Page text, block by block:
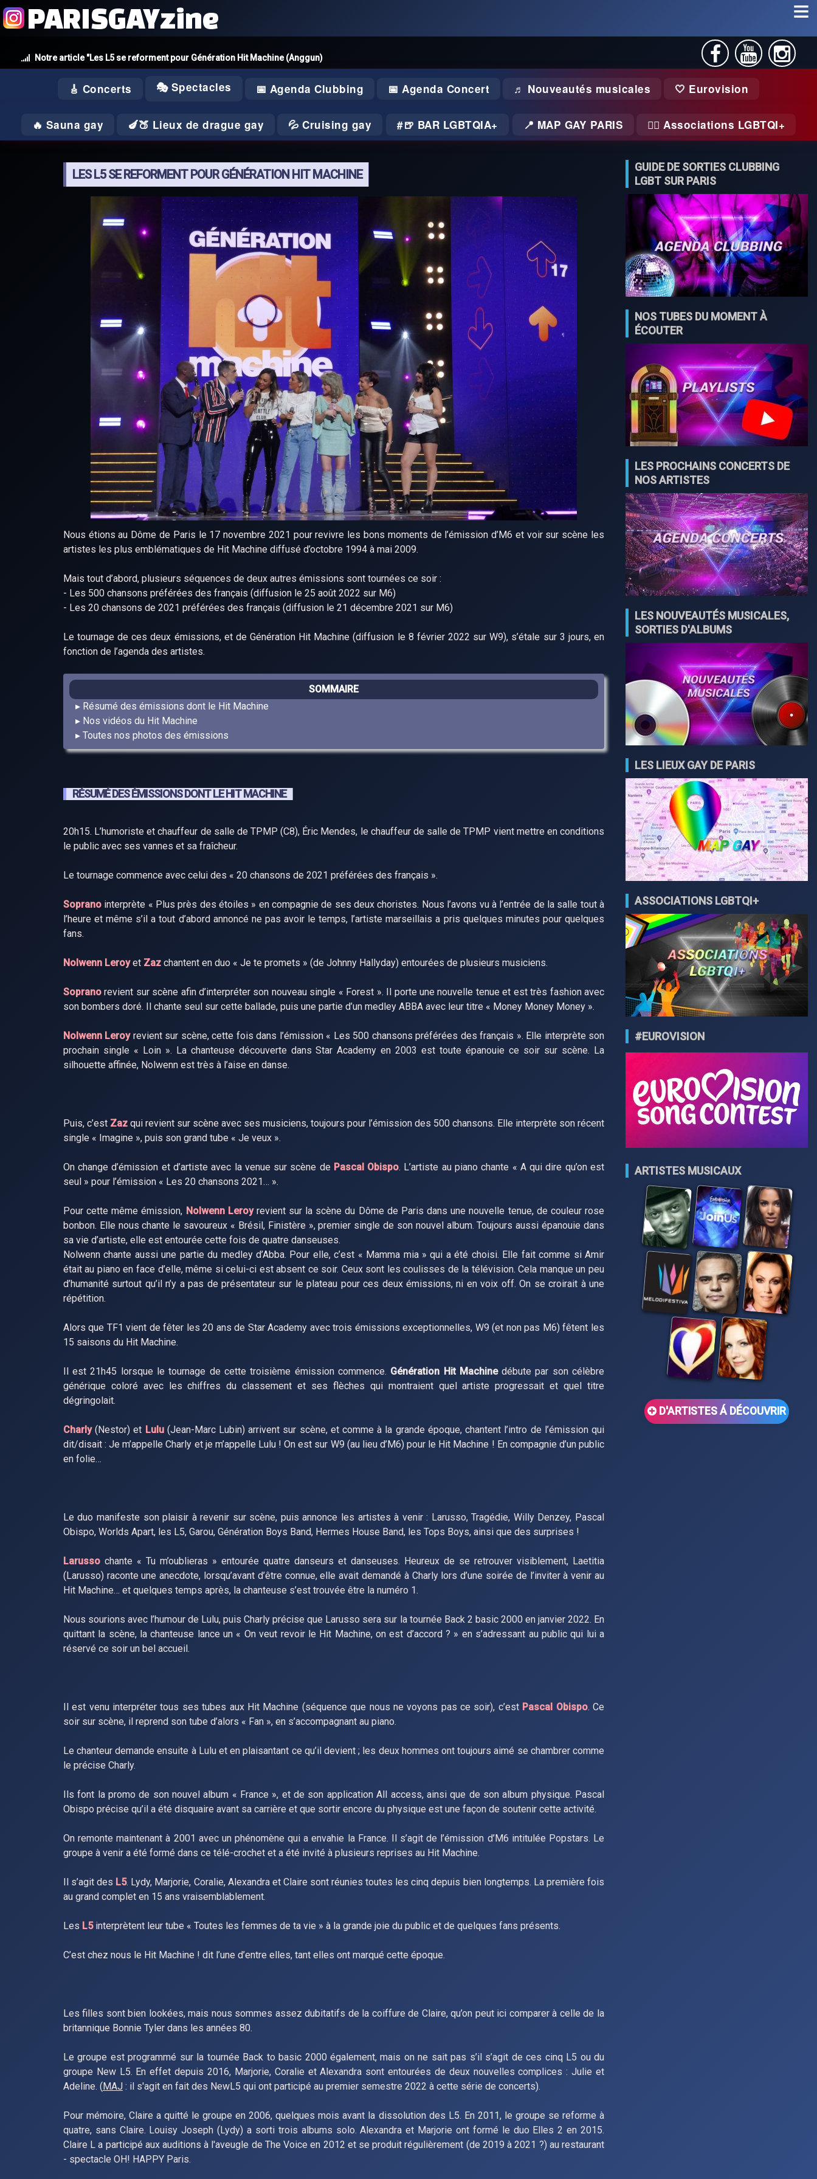
Notre article "Les L5 se reforment pour Génération Hit Machine (Anggun)
PARISGAYzine
🎸 Concerts 🎭 Spectacles 📅 Agenda Clubbing 📅 Agenda Concert ♬ Nouveautés musicales 🤍 Eurovision
🔥 Sauna gay 🍆🍑 Lieux de drague gay 💦 Cruising gay 🍺 BAR LGBTQIA+ 📍 MAP GAY PARIS 🏃‍♂️ Associations LGBTQI+
LES L5 SE REFORMENT POUR GÉNÉRATION HIT MACHINE
Nous étions au Dôme de Paris le 17 novembre 2021 pour revivre les bons moments de l’émission d’M6 et voir sur scène les
artistes les plus emblématiques de Hit Machine diffusé d’octobre 1994 à mai 2009.
Mais tout d’abord, plusieurs séquences de deux autres émissions sont tournées ce soir :
- Les 500 chansons préférées des français (diffusion le 25 août 2022 sur M6)
- Les 20 chansons de 2021 préférées des français (diffusion le 21 décembre 2021 sur M6)
Le tournage de ces deux émissions, et de Génération Hit Machine (diffusion le 8 février 2022 sur W9), s’étale sur 3 jours, en
fonction de l’agenda des artistes.
SOMMAIRE
Résumé des émissions dont le Hit Machine
Nos vidéos du Hit Machine
Toutes nos photos des émissions
RÉSUMÉ DES ÉMISSIONS DONT LE HIT MACHINE
20h15. L’humoriste et chauffeur de salle de TPMP (C8), Éric Mendes, le chauffeur de salle de TPMP vient mettre en conditions
le public avec ses vannes et sa fraîcheur.
Le tournage commence avec celui des « 20 chansons de 2021 préférées des français ».
Sopranointerprète « Plus près des étoiles » en compagnie de ses deux choristes. Nous l’avons vu à l’entrée de la salle tout à
l’heure et même s’il a tout d’abord annoncé ne pas avoir le temps, l’artiste marseillais a pris quelques minutes pour quelques
fans.
Nolwenn Leroyet Zazchantent en duo « Je te promets » (de Johnny Hallyday) entourées de plusieurs musiciens.
Sopranorevient sur scène afin d’interpréter son nouveau single « Forest ». Il porte une nouvelle tenue et est très fashion avec
son bombers doré. Il chante seul sur cette ballade, puis une partie d’un medley ABBA avec leur titre « Money Money Money ».
Nolwenn Leroyrevient sur scène, cette fois dans l’émission « Les 500 chansons préférées des français ». Elle interprète son
prochain single « Loin ». La chanteuse découverte dans Star Academy en 2003 est toute épanouie ce soir sur scène. La
silhouette affinée, Nolwenn est très à l’aise en danse.
Puis, c’est Zazqui revient sur scène avec ses musiciens, toujours pour l’émission des 500 chansons. Elle interprète son récent
single « Imagine », puis son grand tube « Je veux ».
On change d’émission et d’artiste avec la venue sur scène de Pascal Obispo. L’artiste au piano chante « A qui dire qu’on est
seul » pour l’émission « Les 20 chansons 2021… ».
Pour cette même émission, Nolwenn Leroyrevient sur la scène du Dôme de Paris dans une nouvelle tenue, de couleur rose
bonbon. Elle nous chante le savoureux « Brésil, Finistère », premier single de son nouvel album. Toujours aussi épanouie dans
sa vie d’artiste, elle est entourée cette fois de quatre danseuses.
Nolwenn chante aussi une partie du medley d’Abba. Pour elle, c’est « Mamma mia » qui a été choisi. Elle fait comme si Amir
était au piano en face d’elle, même si celui-ci est absent ce soir. Ceux sont les coulisses de la télévision. Cela manque un peu
d’humanité surtout qu’il n’y a pas de présentateur sur le plateau pour ces deux émissions, ni en voix off. On se croirait à une
répétition.
Alors que TF1 vient de fêter les 20 ans de Star Academy avec trois émissions exceptionnelles, W9 (et non pas M6) fêtent les
15 saisons du Hit Machine.
Il est 21h45 lorsque le tournage de cette troisième émission commence. Génération Hit Machinedébute par son célèbre
générique coloré avec les chiffres du classement et ses flèches qui montraient quel artiste progressait et quel titre
dégringolait.
Charly(Nestor) et Lulu(Jean-Marc Lubin) arrivent sur scène, et comme à la grande époque, chantent l’intro de l’émission qui
dit/disait : Je m’appelle Charly et je m’appelle Lulu ! On est sur W9 (au lieu d’M6) pour le Hit Machine ! En compagnie d’un public
en folie…
Le duo manifeste son plaisir à revenir sur scène, puis annonce les artistes à venir : Larusso, Tragédie, Willy Denzey, Pascal
Obispo, Worlds Apart, les L5, Garou, Génération Boys Band, Hermes House Band, les Tops Boys, ainsi que des surprises !
Larussochante « Tu m’oublieras » entourée quatre danseurs et danseuses. Heureux de se retrouver visiblement, Laetitia
(Larusso) raconte une anecdote, lorsqu’avant d’être connue, elle avait demandé à Charly lors d’une soirée de l’inviter à venir au
Hit Machine… et quelques temps après, la chanteuse s’est trouvée être la numéro 1.
Nous sourions avec l’humour de Lulu, puis Charly précise que Larusso sera sur la tournée Back 2 basic 2000 en janvier 2022. En
quittant la scène, la chanteuse lance un « On veut revoir le Hit Machine, on est d’accord ? » en s’adressant au public qui lui a
réservé ce soir un bel accueil.
Il est venu interpréter tous ses tubes aux Hit Machine (séquence que nous ne voyons pas ce soir), c’est Pascal Obispo. Ce
soir sur scène, il reprend son tube d’alors « Fan », en s’accompagnant au piano.
Le chanteur demande ensuite à Lulu et en plaisantant ce qu’il devient ; les deux hommes ont toujours aimé se chambrer comme
le précise Charly.
Ils font la promo de son nouvel album « France », et de son application All access, ainsi que de son album physique. Pascal
Obispo précise qu’il a été disquaire avant sa carrière et que sortir encore du physique est une façon de soutenir cette activité.
On remonte maintenant à 2001 avec un phénomène qui a envahie la France. Il s’agit de l’émission d’M6 intitulée Popstars. Le
groupe à venir a été formé dans ce télé-crochet et a été invité à plusieurs reprises au Hit Machine.
Il s’agit des L5. Lydy, Marjorie, Coralie, Alexandra et Claire sont réunies toutes les cinq depuis bien longtemps. La première fois
au grand complet en 15 ans vraisemblablement.
Les L5interprètent leur tube « Toutes les femmes de ta vie » à la grande joie du public et de quelques fans présents.
C’est chez nous le Hit Machine ! dit l’une d’entre elles, tant elles ont marqué cette époque.
Les filles sont bien lookées, mais nous sommes assez dubitatifs de la coiffure de Claire, qu’on peut ici comparer à celle de la
britannique Bonnie Tyler dans les années 80.
Le groupe est programmé sur la tournée Back to basic 2000 également, mais on ne sait pas s’il s’agit de ces cinq L5 ou du
groupe New L5. En effet depuis 2016, Marjorie, Coralie et Alexandra sont entourées de deux nouvelles complices : Julie et
Adeline. ( MAJ: il s'agit en fait des NewL5 qui ont participé au premier semestre 2022 à cette série de concerts).
Pour mémoire, Claire a quitté le groupe en 2006, quelques mois avant la dissolution des L5. En 2011, le groupe se reforme à
quatre, sans Claire. Louisy Joseph (Lydy) a sorti trois albums solo. Alexandra et Marjorie ont formé le duo Elles 2 en 2015.
Claire L a participé aux auditions à l'aveugle de The Voice en 2012 et se produit régulièrement (de 2019 à 2021 ?) au restaurant
- spectacle OH! HAPPY Paris.
GUIDE DE SORTIES CLUBBING
LGBT SUR PARIS
NOS TUBES DU MOMENT À
ÉCOUTER
LES PROCHAINS CONCERTS DE
NOS ARTISTES
LES NOUVEAUTÉS MUSICALES,
SORTIES D'ALBUMS
LES LIEUX GAY DE PARIS
ASSOCIATIONS LGBTQI+
#EUROVISION
ARTISTES MUSICAUX
D'ARTISTES Á DÉCOUVRIR